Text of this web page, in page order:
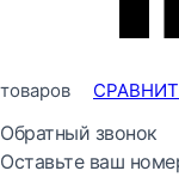
товаров
Обратный звонок
Оставьте ваш